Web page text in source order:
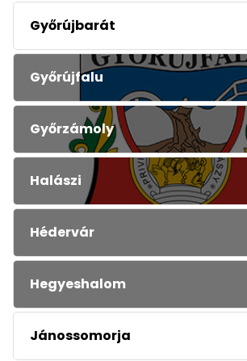
Győrújbarát
Győrújfalu
Győrzámoly
Halászi
Hédervár
Hegyeshalom
Jánossomorja